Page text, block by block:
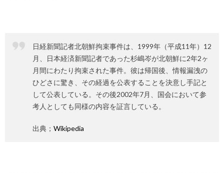
日経新聞記者北朝鮮拘束事件は、1999年（平成11年）12
月、日本経済新聞記者であった杉嶋岑が北朝鮮に2年2ヶ
月間にわたり拘束された事件。彼は帰国後、情報漏洩の
ひどさに驚き、その経過を公表することを決意し手記と
して公表している。その後2002年7月、国会において参
考人としても同様の内容を証言している。
出典； Wikipedia